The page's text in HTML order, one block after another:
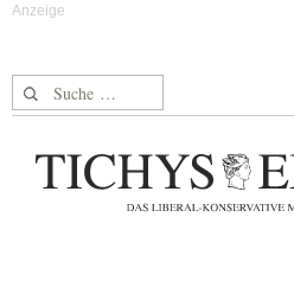
Suche nach: